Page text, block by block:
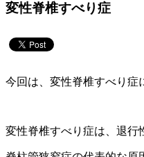
変性脊椎すべり症
今回は、変性脊椎すべり症
変性脊椎すべり症は、退行